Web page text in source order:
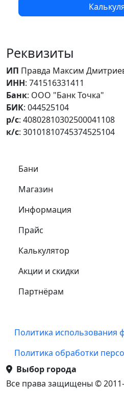
Реквизиты
ИП Правда Максим
ИНН: 741516331411
Банк: ООО "Банк Точка"
БИК: 044525104
р/с: 40802810302500041108
к/с: 30101810745374525104
Самое важное
Бани
Магазин
Информация
Прайс
Калькулятор
Акции и скидки
Партнёрам
Подвал
Политика использования
Политика обработки
Выбор города
Все права защищены ©